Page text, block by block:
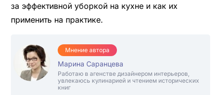
за эффективной уборкой на кухне и как их
применить на практике.
Мнение автора
Марина Саранцева
Работаю в агенстве дизайнером интерьеров,
увлекаюсь кулинарией и чтением исторических
книг